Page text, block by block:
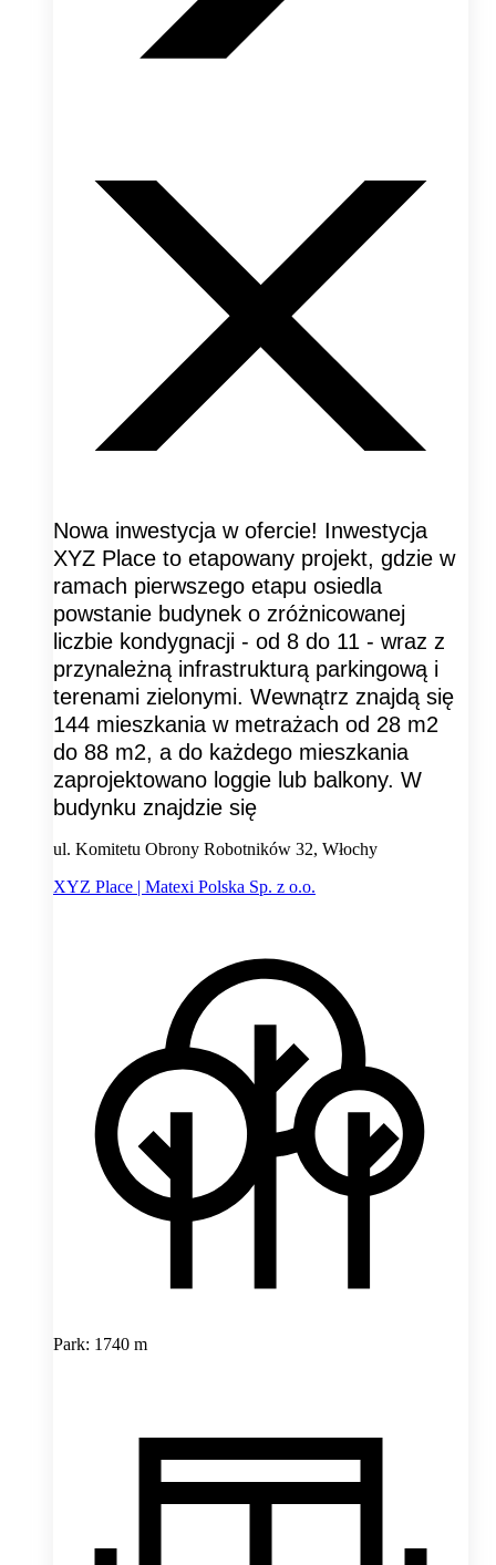
Nowa inwestycja w ofercie! Inwestycja
XYZ Place to etapowany projekt, gdzie w
ramach pierwszego etapu osiedla
powstanie budynek o zróżnicowanej
liczbie kondygnacji - od 8 do 11 - wraz z
przynależną infrastrukturą parkingową i
terenami zielonymi. Wewnątrz znajdą się
144 mieszkania w metrażach od 28 m2
do 88 m2, a do każdego mieszkania
zaprojektowano loggie lub balkony. W
budynku znajdzie się
ul. Komitetu Obrony Robotników 32, Włochy
XYZ Place | Matexi Polska Sp. z o.o.
Park: 1740 m